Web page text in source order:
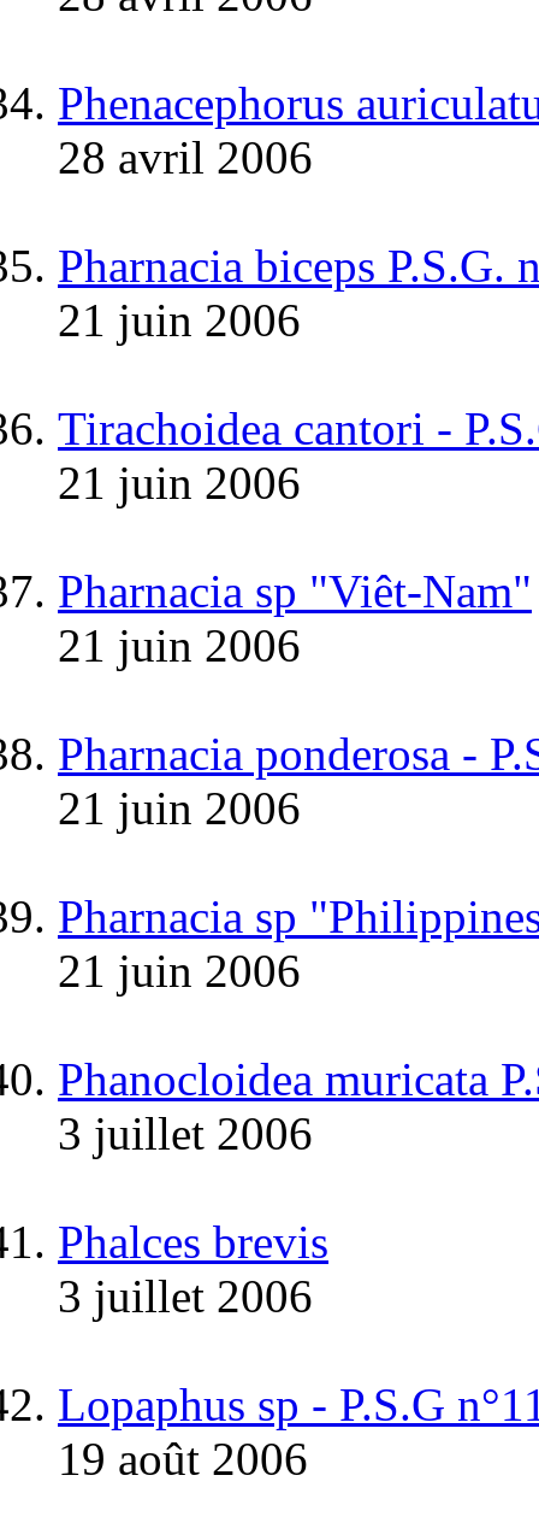
Phenacephorus
28 avril 2006
Pharnacia biceps P.S.G.
21 juin 2006
Tirachoidea cantori -
21 juin 2006
Pharnacia sp "Viêt-Nam"
21 juin 2006
Pharnacia ponderosa -
21 juin 2006
Pharnacia sp
21 juin 2006
Phanocloidea muricata
3 juillet 2006
Phalces brevis
3 juillet 2006
Lopaphus sp - P.S.G
19 août 2006